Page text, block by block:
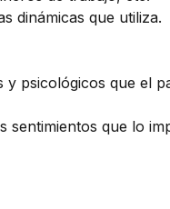
dinámicas que utiliza.
psicológicos que el
sentimientos que lo